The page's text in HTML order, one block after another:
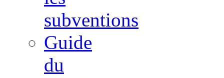
subventions
Guide
du